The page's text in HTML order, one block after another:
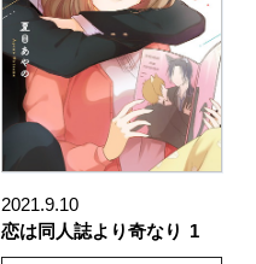
2021.9.10
恋は同人誌より奇なり
1